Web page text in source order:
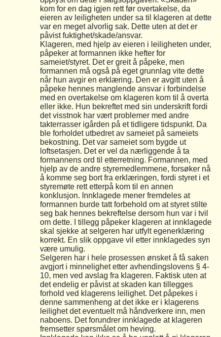
kom for en dag igjen rett før overtakelse, da
eieren av leiligheten under sa til klageren at dette
var en meget alvorlig sak. Dette uten at det er
påvist fuktighet/skade/ansvar.
Klageren, med hjelp av eieren i leiligheten under,
påpeker at formannen ikke hefter for
sameiet/styret. Det er greit å påpeke, men
formannen må også på eget grunnlag vite dette
når hun avgir en erklæring. Den er avgitt uten å
påpeke hennes manglende ansvar i forbindelse
med en overtakelse om klageren kom til å overta
eller ikke. Hun bekreftet med sin underskrift fordi
det visstnok har vært problemer med andre
takterrasser igården på et tidligere tidspunkt. Da
ble forholdet utbedret av sameiet på sameiets
bekostning. Det var sameiet som bygde ut
loftsetasjen. Det er vel da nærliggende å ta
formannens ord til etterretning. Formannen, med
hjelp av de andre styremedlemmene, forsøker nå
å komme seg bort fra erklæringen, fordi styret i et
styremøte rett etterpå kom til en annen
konklusjon. Innklagede mener fremdeles at
formannen burde tatt forbehold om at styret stilte
seg bak hennes bekreftelse dersom hun var i tvil
om dette. I tillegg påpeker klageren at innklagede
skal sjekke at selgeren har utfylt egenerklæring
korrekt. En slik oppgave vil etter innklagedes syn
være umulig.
Selgeren har i hele prosessen ønsket å få saken
avgjort i minnelighet etter avhendingslovens § 4-
10, men ved avslag fra klageren. Faktisk uten at
det endelig er påvist at skaden kan tillegges
forhold ved klagerens leilighet. Det påpekes i
denne sammenheng at det ikke er i klagerens
leilighet det eventuelt må håndverkere inn, men
naboens. Det forundrer innklagede at klageren
fremsetter spørsmålet om heving.